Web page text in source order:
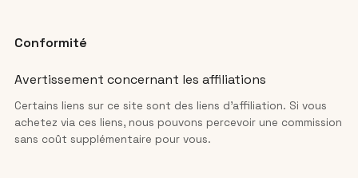
Conformité
Avertissement concernant les affiliations
Certains liens sur ce site sont des liens d’affiliation. Si vous
achetez via ces liens, nous pouvons percevoir une commission
sans coût supplémentaire pour vous.